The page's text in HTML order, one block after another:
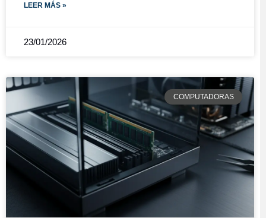
LEER MÁS »
23/01/2026
COMPUTADORAS